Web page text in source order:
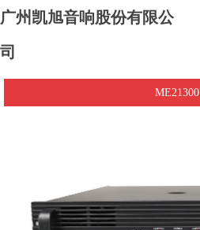
广州凯旭音响股份有限公
司
ME21300